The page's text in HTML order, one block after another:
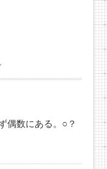
偶数にある。○？